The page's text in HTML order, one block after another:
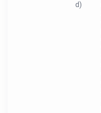
d)